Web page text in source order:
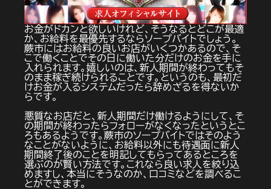
お金がドカンと欲しいけれど、そうなるとどこが最適
か、お給料を最優先するならソープバイトでしょう。
蕨市にはお給料の良いお店がいくつかあるので、そ
こで働くことでその日に働いた分だけのお金を手に
入れられます。嬉しいのは、新人期間が終わってもそ
のまま稼ぎ続けられることです。というのも、最初だ
けお金が入るシステムだったら辞めざるを得ないか
らです。
悪質なお店だと、新人期間だけ働けるようにして、そ
の期間が終わったらフォローがなくなったというとこ
ろもあるようです。蕨市のソープバイトではそのよう
なことがないように、お給料以外にも待遇面に新人
期間終了後のことを明記してもらってあるところを
選ぶのが賢い方法です。これなら良い求人を絞り込
めますし、本当にそうなのか、口コミなどを調べるこ
とができます。